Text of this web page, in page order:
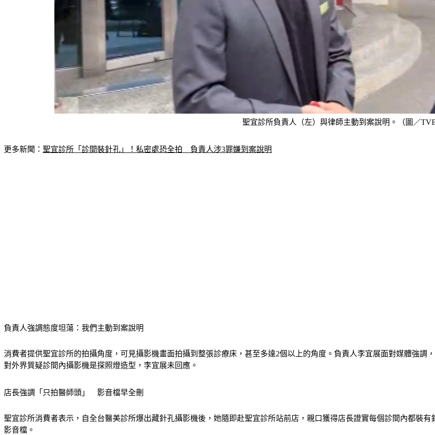
聖宜診所負責人（左）與律師主動到案說明。（圖／
更多新聞： 聖宜診所「診間裝針孔」！私密處恐全拍　負責人涉3罪嫌到案說明
負責人強調態度坦蕩：我們主動到案說明
消費者提供聖宜診所的拍攝角度，可見攝影機畫面拍攝到整張診療床，甚至多達2個以上的角度。負責人李宜展面對媒體強調
對外界質疑診間內攝影機是探照燈造型，李宜展未回應。
店長強調「只拍醫師頭」　影音檔早全刪
聖宜診所消費者表示，自全台醫美診所爆出藏針孔攝影機後，她隨即赴聖宜診所站前店，親口獲得店長證實每個診間內都裝
影音檔。